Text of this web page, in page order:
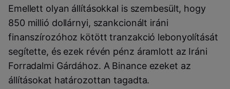
Emellett olyan állításokkal is szembesült, hogy
850 millió dollárnyi, szankcionált iráni
finanszírozóhoz kötött tranzakció lebonyolítását
segítette, és ezek révén pénz áramlott az Iráni
Forradalmi Gárdához. A Binance ezeket az
állításokat határozottan tagadta.